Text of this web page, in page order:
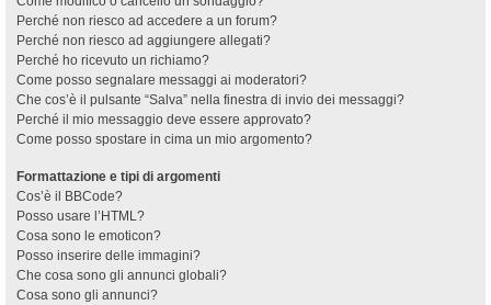
Perché non riesco ad accedere a un forum?
Perché non riesco ad aggiungere allegati?
Perché ho ricevuto un richiamo?
Come posso segnalare messaggi ai moderatori?
Che cos’è il pulsante “Salva” nella finestra di invio dei messaggi?
Perché il mio messaggio deve essere approvato?
Come posso spostare in cima un mio argomento?
Formattazione e tipi di argomenti
Cos’è il BBCode?
Posso usare l’HTML?
Cosa sono le emoticon?
Posso inserire delle immagini?
Che cosa sono gli annunci globali?
Cosa sono gli annunci?